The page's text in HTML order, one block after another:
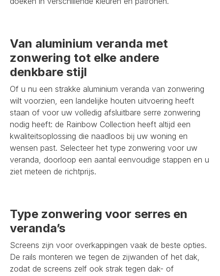
Van aluminium veranda met
zonwering tot elke andere
denkbare stijl
Of u nu een strakke aluminium veranda van zonwering
wilt voorzien, een landelijke houten uitvoering heeft
staan of voor uw volledig afsluitbare serre zonwering
nodig heeft: de Rainbow Collection heeft altijd een
kwaliteitsoplossing die naadloos bij uw woning en
wensen past. Selecteer het type zonwering voor uw
veranda, doorloop een aantal eenvoudige stappen en u
ziet meteen de richtprijs.
Type zonwering voor serres en
veranda’s
Screens zijn voor overkappingen vaak de beste opties.
De rails monteren we tegen de zijwanden of het dak,
zodat de screens zelf ook strak tegen dak- of